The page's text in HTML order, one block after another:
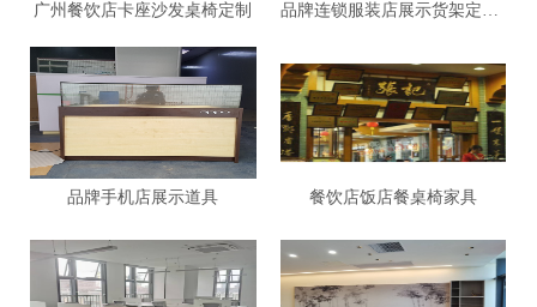
广州餐饮店卡座沙发桌椅定制 品牌连锁服装店展示货架定制生产厂家
品牌手机店展示道具 餐饮店饭店餐桌椅家具